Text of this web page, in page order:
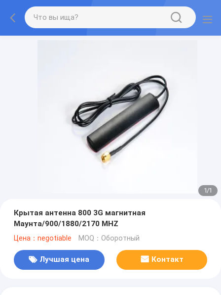
1/1
Крытая антенна 800 3G магнитная
Маунта/900/1880/2170 MHZ
Цена：negotiable MOQ：Оборотный
Лучшая цена Контакт